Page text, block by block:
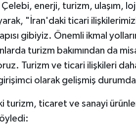
Çelebi, enerji, turizm, ulaşım,
"İran'daki ticari
gibiyiz. Önemli ikmal
turizm bakımından da
Turizm ve ticari ilişkileri
olarak gelişmiş
turizm, ticaret ve sanayi